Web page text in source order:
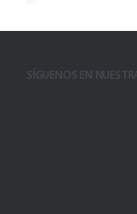
SÍGUENOS EN